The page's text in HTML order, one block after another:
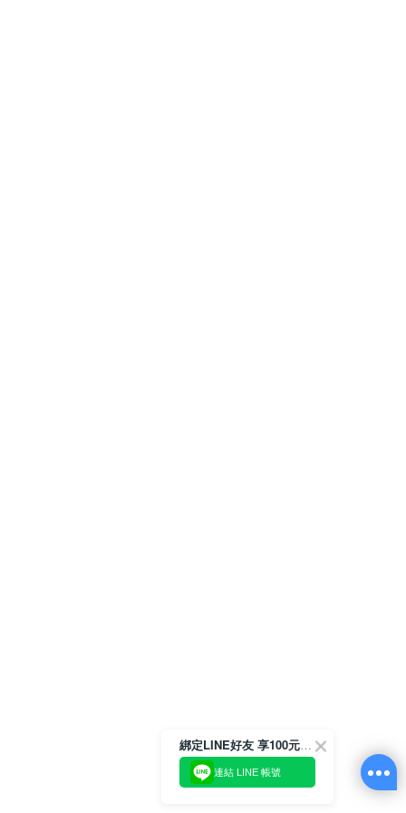
綁定LINE好友 享100元折價券
連結 LINE 帳號